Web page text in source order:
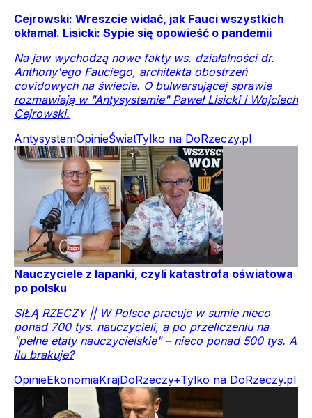
Cejrowski: Wreszcie widać, jak Fauci wszystkich
okłamał. Lisicki: Sypie się opowieść o pandemii
Na jaw wychodzą nowe fakty ws. działalności dr.
Anthony'ego Fauciego, architekta obostrzeń
covidowych na świecie. O bulwersującej sprawie
rozmawiają w "Antysystemie" Paweł Lisicki i Wojciech
Cejrowski.
AntysystemOpinieŚwiatTylko na DoRzeczy.pl
Nauczyciele z łapanki, czyli katastrofa oświatowa
po polsku
SIŁĄ RZECZY || W Polsce pracuje w sumie nieco
ponad 700 tys. nauczycieli, a po przeliczeniu na
"pełne etaty nauczycielskie" – nieco ponad 500 tys. A
ilu brakuje?
OpinieEkonomiaKrajDoRzeczy+Tylko na DoRzeczy.pl